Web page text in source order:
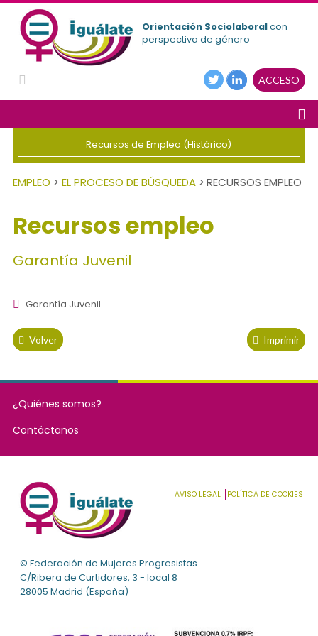
Orientación Sociolaboralcon
perspectiva de género
ACCESO
Recursos de Empleo (Histórico)
EMPLEO > EL PROCESO DE BÚSQUEDA> RECURSOS EMPLEO
Recursos empleo
Garantía Juvenil
Garantía Juvenil
Volver Imprimir
¿Quiénes somos?
Contáctanos
© Federación de Mujeres Progresistas
C/Ribera de Curtidores, 3 - local 8
28005 Madrid (España)
AVISO LEGAL POLÍTICA DE COOKIES